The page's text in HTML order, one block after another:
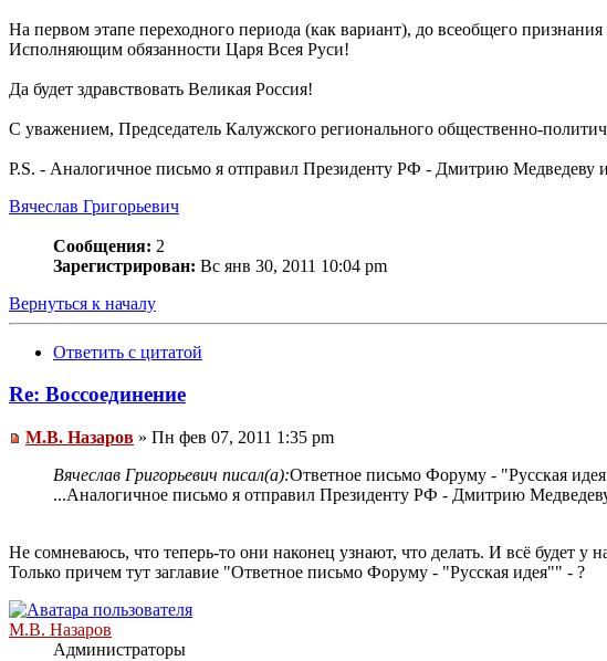
На первом этапе переходного периода (как вариант), до всеобщего
Исполняющим обязанности Царя Всея Руси!
Да будет здравствовать Великая Россия!
С уважением, Председатель Калужского регионального общественно-
P.S. - Аналогичное письмо я отправил Президенту РФ - Дмитрию
Вячеслав Григорьевич
Сообщения: 2
Зарегистрирован: Вс янв 30, 2011 10:04 pm
Вернуться к началу
Ответить с цитатой
Re: Воссоединение
М.В. Назаров » Пн фев 07, 2011 1:35 pm
Вячеслав Григорьевич писал(а):Ответное письмо Форуму - "Русская
...Аналогичное письмо я отправил Президенту РФ - Дмитрию
Не сомневаюсь, что теперь-то они наконец узнают, что делать. И всё будет у
Только причем тут заглавие "Ответное письмо Форуму - "Русская идея"" - ?
М.В. Назаров
Администраторы